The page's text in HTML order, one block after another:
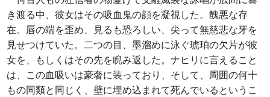
き渡る中、彼女はその吸血鬼の顔を凝視した。醜悪な存
在。唇の端を歪め、見るも恐ろしい、尖って無慈悲な牙を
見せつけていた。二つの目、墨溜めに泳ぐ琥珀の欠片が彼
女を、もしくはその先を睨み返した。ナヒリに言えること
は、この血吸いは豪奢に装っており、そして、周囲の何十
もの同類と同じく、壁に埋め込まれて死んでいるというこ